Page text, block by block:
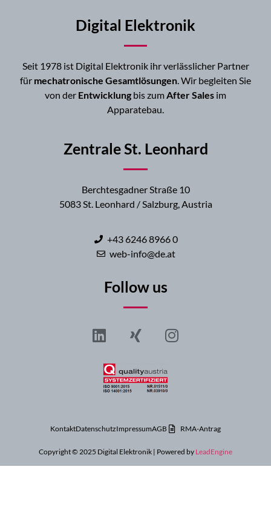
Digital Elektronik
Seit 1978 ist Digital Elektronik ihr verlässlicher Partner
für mechatronische Gesamtlösungen . Wir begleiten Sie
von der Entwicklung bis zum After Sales im
Apparatebau.
Zentrale St. Leonhard
Berchtesgadner Straße 10
5083 St. Leonhard / Salzburg, Austria
+43 6246 8966 0
web-info@de.at
Follow us
KontaktDatenschutzImpressumAGB RMA-Antrag
Copyright © 2025 Digital Elektronik | Powered by LeadEngine